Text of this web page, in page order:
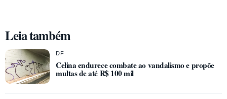
Leia também
DF
Celina endurece combate ao vandalismo e propõe
multas de até R$ 100 mil